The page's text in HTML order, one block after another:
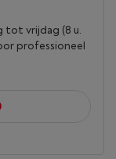
tot vrijdag (8 u.
professioneel